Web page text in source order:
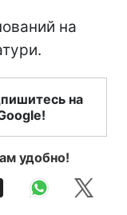
на
на
удобно!